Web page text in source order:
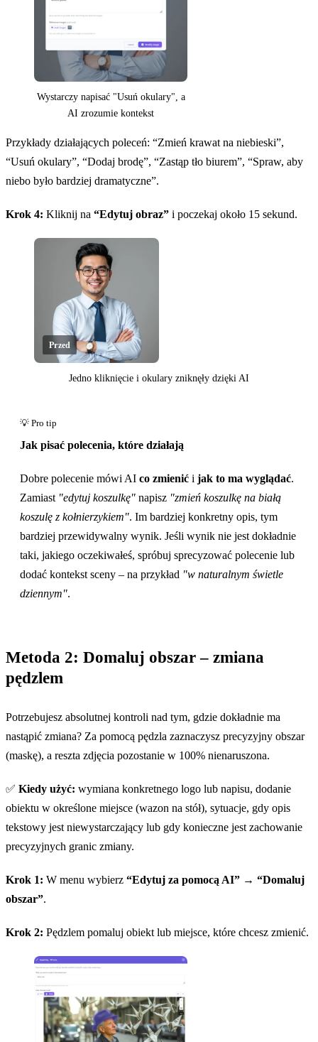
Wystarczy napisać "Usuń okulary", a
AI zrozumie kontekst
Przykłady działających poleceń: “Zmień krawat na niebieski”,
“Usuń okulary”, “Dodaj brodę”, “Zastąp tło biurem”, “Spraw, aby
niebo było bardziej dramatyczne”.
Krok 4: Kliknij na “Edytuj obraz” i poczekaj około 15 sekund.
Przed
Jedno kliknięcie i okulary zniknęły dzięki AI
Jak pisać polecenia, które działają
Dobre polecenie mówi AI co zmienić i jak to ma wyglądać.
Zamiast "edytuj koszulkę" napisz "zmień koszulkę na białą
koszulę z kołnierzykiem". Im bardziej konkretny opis, tym
bardziej przewidywalny wynik. Jeśli wynik nie jest dokładnie
taki, jakiego oczekiwałeś, spróbuj sprecyzować polecenie lub
dodać kontekst sceny – na przykład "w naturalnym świetle
dziennym".
Metoda 2: Domaluj obszar – zmiana
pędzlem
Potrzebujesz absolutnej kontroli nad tym, gdzie dokładnie ma
nastąpić zmiana? Za pomocą pędzla zaznaczysz precyzyjny obszar
(maskę), a reszta zdjęcia pozostanie w 100% nienaruszona.
✅ Kiedy użyć: wymiana konkretnego logo lub napisu, dodanie
obiektu w określone miejsce (wazon na stół), sytuacje, gdy opis
tekstowy jest niewystarczający lub gdy konieczne jest zachowanie
precyzyjnych granic zmiany.
Krok 1: W menu wybierz “Edytuj za pomocą AI” → “Domaluj
obszar”.
Krok 2: Pędzlem pomaluj obiekt lub miejsce, które chcesz zmienić.